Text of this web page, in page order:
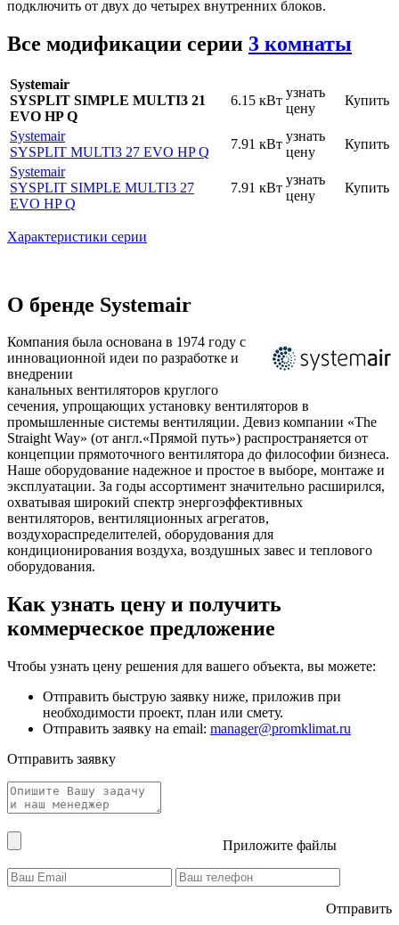
подключить от двух до четырех внутренних блоков.
Все модификации серии 3 комнаты
Systemair
SYSPLIT SIMPLE MULTI3 21
EVO HP Q
6.15 кВт
узнать
цену
Купить
Systemair
SYSPLIT MULTI3 27 EVO HP Q
7.91 кВт
узнать
цену
Купить
Systemair
SYSPLIT SIMPLE MULTI3 27
EVO HP Q
7.91 кВт
узнать
цену
Купить
Характеристики серии
О бренде Systemair
Компания была основана в 1974 году с
инновационной идеи по разработке и
внедрении
канальных вентиляторов круглого
сечения, упрощающих установку вентиляторов в
промышленные системы вентиляции. Девиз компании «The
Straight Way» (от англ.«Прямой путь») распространяется от
концепции прямоточного вентилятора до философии бизнеса.
Наше оборудование надежное и простое в выборе, монтаже и
эксплуатации. За годы ассортимент значительно расширился,
охватывая широкий спектр энергоэффективных
вентиляторов, вентиляционных агрегатов,
воздухораспределителей, оборудования для
кондиционирования воздуха, воздушных завес и теплового
оборудования.
Как узнать цену и получить
коммерческое предложение
Чтобы узнать цену решения для вашего объекта, вы можете:
Отправить быструю заявку ниже, приложив при
необходимости проект, план или смету.
Отправить заявку на email: manager@promklimat.ru
Отправить заявку
Приложите файлы
Отправить